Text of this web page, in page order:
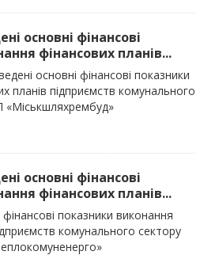
основні фінансові
фінансових планів...
основні фінансові показники
планів підприємств комунального
основні фінансові
фінансових планів...
фінансові показники виконання
комунального сектору